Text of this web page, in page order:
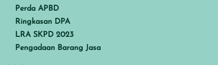
Perda APBD
Ringkasan DPA
LRA SKPD 2023
Pengadaan Barang Jasa